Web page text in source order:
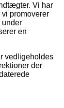
Vi har
promoverer
under
en
vedligeholdes
der